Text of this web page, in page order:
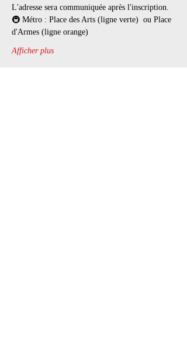
L'adresse sera communiquée après l'inscription.
🚇 Métro : Place des Arts (ligne verte)  ou Place
d'Armes (ligne orange)
Afficher plus